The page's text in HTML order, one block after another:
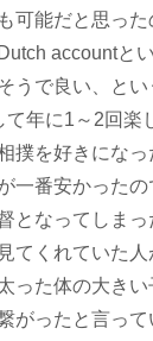
可能だと思っ
accountと
うで良い、と
年に1～2回楽
を好きにな
一番安かった
となってしま
てくれていた
った体の大き
がったと言っ